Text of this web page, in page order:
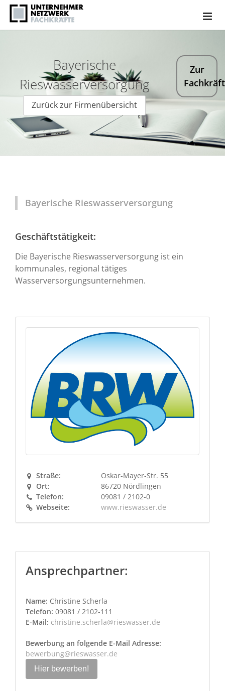
Bayerische
Rieswasserversorgung
Zurück zur Firmenübersicht
Zur
Bayerische Rieswasserversorgung
Geschäftstätigkeit:
Die Bayerische Rieswasserversorgung ist ein
kommunales, regional tätiges
Wasserversorgungsunternehmen.
Straße:
Oskar-Mayer-Str. 55
Ort:
86720 Nördlingen
Telefon:
09081 / 2102-0
Webseite:
www.rieswasser.de
Ansprechpartner:
Name: Christine Scherla
Telefon: 09081 / 2102-111
E-Mail: christine.scherla@rieswasser.de
Bewerbung an folgende E-Mail Adresse:
bewerbung@rieswasser.de
Hier bewerben!